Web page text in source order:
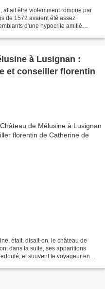
allait être violemment rompue par
de 1572 avaient été assez
d'une hypocrite amitié
à Lusignan :
et conseiller florentin
était, disait-on, le château de
dans la suite, ses apparitions
et souvent le voyageur en